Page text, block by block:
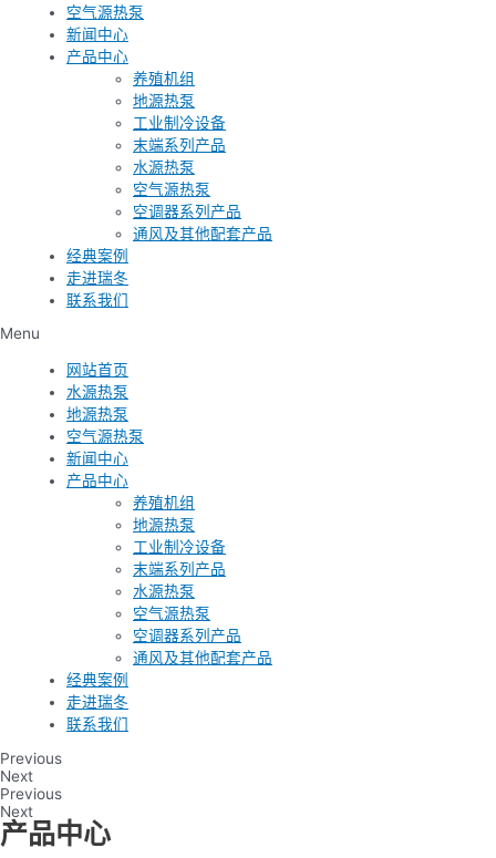
空气源热泵
新闻中心
产品中心
养殖机组
地源热泵
工业制冷设备
末端系列产品
水源热泵
空气源热泵
空调器系列产品
通风及其他配套产品
经典案例
走进瑞冬
联系我们
Menu
网站首页
水源热泵
地源热泵
空气源热泵
新闻中心
产品中心
养殖机组
地源热泵
工业制冷设备
末端系列产品
水源热泵
空气源热泵
空调器系列产品
通风及其他配套产品
经典案例
走进瑞冬
联系我们
Previous
Next
Previous
Next
产品中心